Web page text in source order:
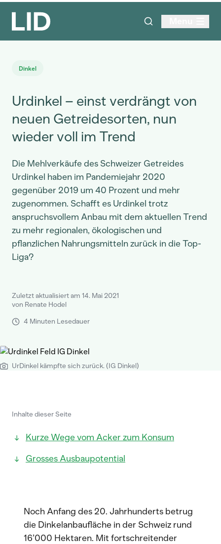
Dinkel
Urdinkel – einst verdrängt von
neuen Getreidesorten, nun
wieder voll im Trend
Die Mehlverkäufe des Schweizer Getreides
Urdinkel haben im Pandemiejahr 2020
gegenüber 2019 um 40 Prozent und mehr
zugenommen. Schafft es Urdinkel trotz
anspruchsvollem Anbau mit dem aktuellen Trend
zu mehr regionalen, ökologischen und
pflanzlichen Nahrungsmitteln zurück in die Top-
Liga?
Zuletzt aktualisiert am 14. Mai 2021
von Renate Hodel
4 Minuten Lesedauer
UrDinkel kämpfte sich zurück. (IG Dinkel)
Inhalte dieser Seite
Kurze Wege vom Acker zum Konsum
Grosses Ausbaupotential
Noch Anfang des 20. Jahrhunderts betrug
die Dinkelanbaufläche in der Schweiz rund
16’000 Hektaren. Mit fortschreitender